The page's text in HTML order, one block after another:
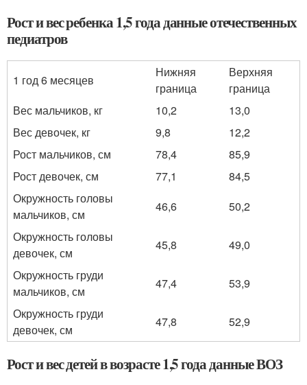
Рост и вес ребенка 1,5 года данные отечественных
педиатров
1 год 6 месяцев
Нижняя
граница
Верхняя
граница
Вес мальчиков, кг
10,2
13,0
Вес девочек, кг
9,8
12,2
Рост мальчиков, см
78,4
85,9
Рост девочек, см
77,1
84,5
Окружность головы
мальчиков, см
46,6
50,2
Окружность головы
девочек, см
45,8
49,0
Окружность груди
мальчиков, см
47,4
53,9
Окружность груди
девочек, см
47,8 52,9
Рост и вес детей в возрасте 1,5 года данные ВОЗ